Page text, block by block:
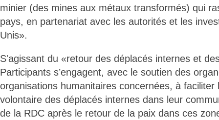
minier (des mines aux métaux transformés) qui
pays, en partenariat avec les autorités et les
Unis».
S'agissant du «retour des déplacés internes et
Participants s’engagent, avec le soutien des
organisations humanitaires concernées, à faciliter
volontaire des déplacés internes dans leur
de la RDC après le retour de la paix dans ces